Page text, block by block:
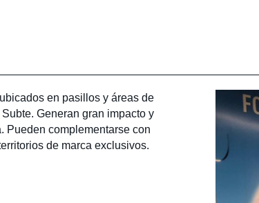
en pasillos y áreas de
Generan gran impacto y
Pueden complementarse con
de marca exclusivos.